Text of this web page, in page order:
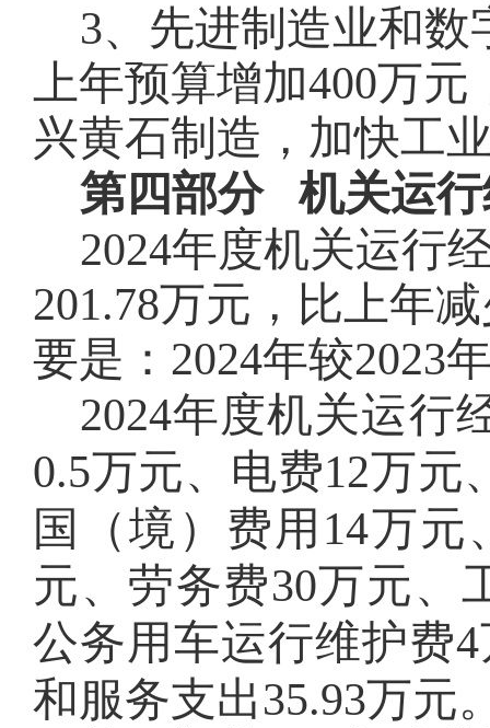
3、先进制造业和数
上年预算增加400万元
兴黄石制造，加快工
第四部分 机关运行
2024年度机关运
201.78万元，比上年
要是 ： 2024年较2023
2024年度机关运行
0.5万元、电费12万元
国（境）费用14万元
元、劳务费30万元、
公务用车运行维护费
和服务支出35.93万元